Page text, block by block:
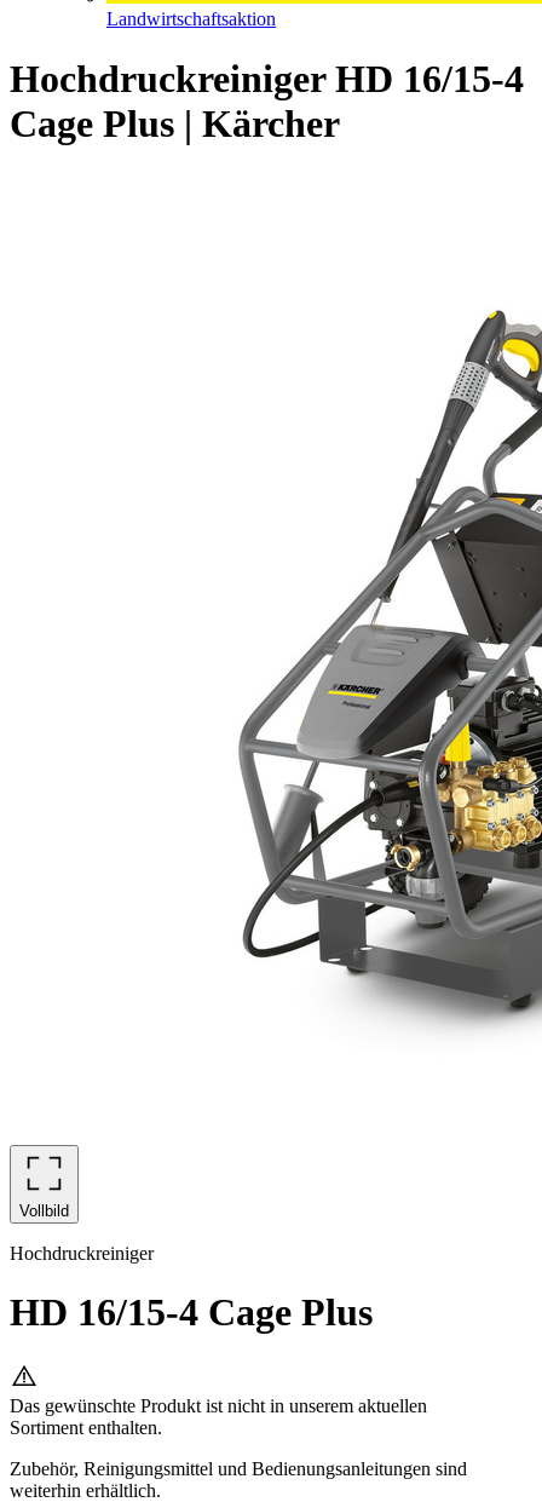
Landwirtschaftsaktion
Hochdruckreiniger HD 16/15-4
Cage Plus | Kärcher
Vollbild
Hochdruckreiniger
HD 16/15-4 Cage Plus
Das gewünschte Produkt ist nicht in unserem aktuellen
Sortiment enthalten.
Zubehör, Reinigungsmittel und Bedienungsanleitungen sind
weiterhin erhältlich.